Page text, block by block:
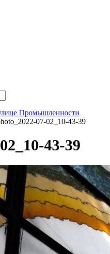
Промышленности
07-02_10-43-39
43-39